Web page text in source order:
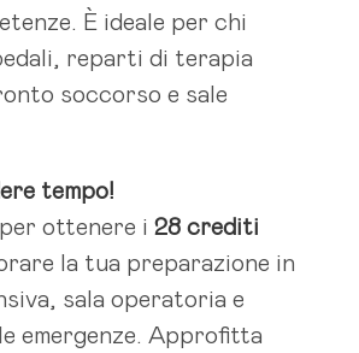
È ideale per chi
reparti di terapia
soccorso e sale
tempo!
ottenere i 28 crediti
la tua preparazione in
sala operatoria e
emergenze. Approfitta